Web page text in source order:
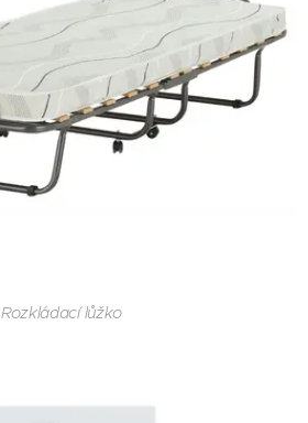
Rozkládací lůžko